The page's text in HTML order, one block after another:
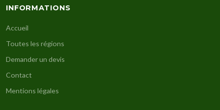
INFORMATIONS
Accueil
Toutes les régions
Demander un devis
Contact
Mentions légales